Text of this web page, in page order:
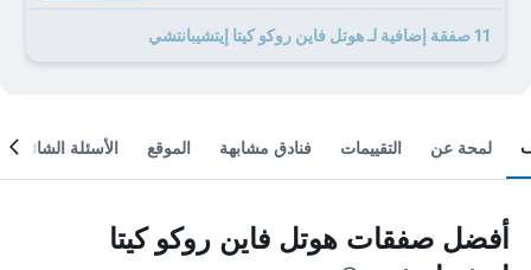
11 صفقة إضافية لـ هوتل فاين روكو كيتا إيتشيبانتشي
لمحة عن التقييمات فنادق مشابهة الموقع الأسئلة الشائعة
أفضل صفقات هوتل فاين روكو كيتا